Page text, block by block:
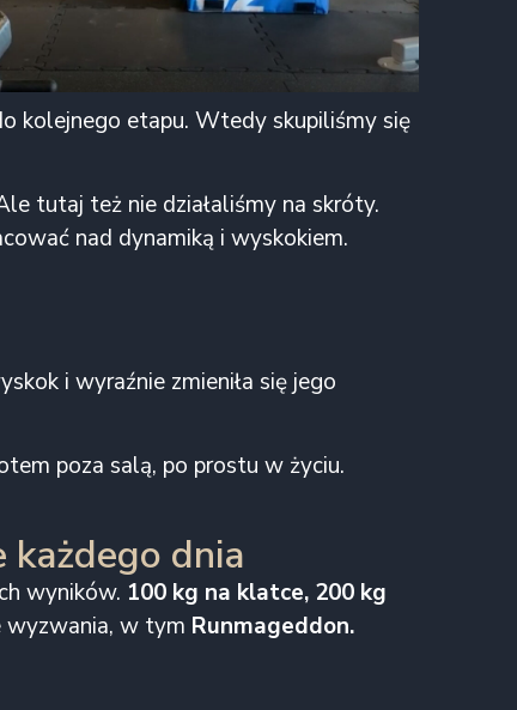
kolejnego etapu. Wtedy skupiliśmy się
tutaj też nie działaliśmy na skróty.
nad dynamiką i wyskokiem.
i wyraźnie zmieniła się jego
poza salą, po prostu w życiu.
każdego dnia
wyników. 100 kg na klatce, 200 kg
wyzwania, w tym Runmageddon.